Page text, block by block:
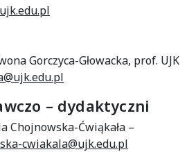
Gorczyca-Głowacka, prof. UJK
– dydaktyczni
Chojnowska-Ćwiąkała –
cwiakala@ujk.edu.pl